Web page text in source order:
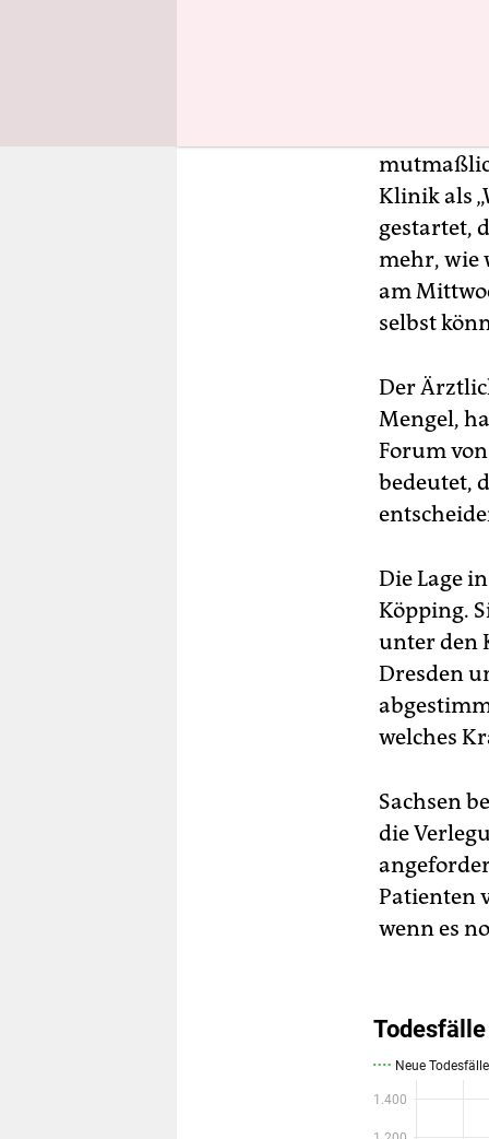
Wirbel
Klinik als
gestartet,
mehr, wie
am
selbst
Der
Mengel,
Forum
bedeutet,
Die Lage
Köpping.
unter den
Dresden
welches
Sachsen
die
Patienten
wenn es